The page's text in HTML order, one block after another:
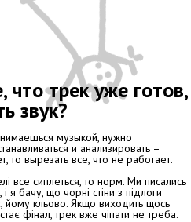
трек уже готов,
звук?
музыкой, нужно
и анализировать –
то вырезать все, что не работает.
все сиплеться, то норм. Ми писались
я бачу, що чорні стіни з підлоги
йому кльово. Якщо виходить щось
фінал, трек вже чіпати не треба.